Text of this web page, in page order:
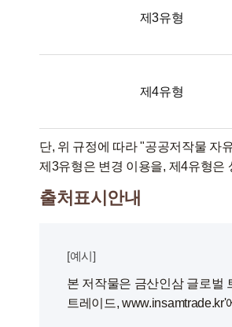
제3유형
제4유형
단, 위 규정에 따라 "공공저작물 자
제3유형은 변경 이용을, 제4유형은
출처표시안내
[예시]
본 저작물은 금산인삼 글로벌
트레이드,